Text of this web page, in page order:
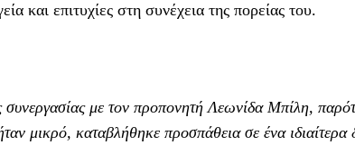
και επιτυχίες στη συνέχεια της πορείας του.
με τον προπονητή Λεωνίδα Μπίλη,
μικρό, καταβλήθηκε προσπάθεια σε ένα ιδιαίτερα